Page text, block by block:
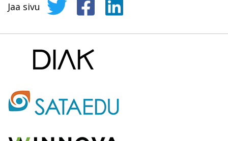
Jaa sivu Jaa sivu Twitterissä
Jaa sivu Facebookissa
Jaa sivu LinkedInissä